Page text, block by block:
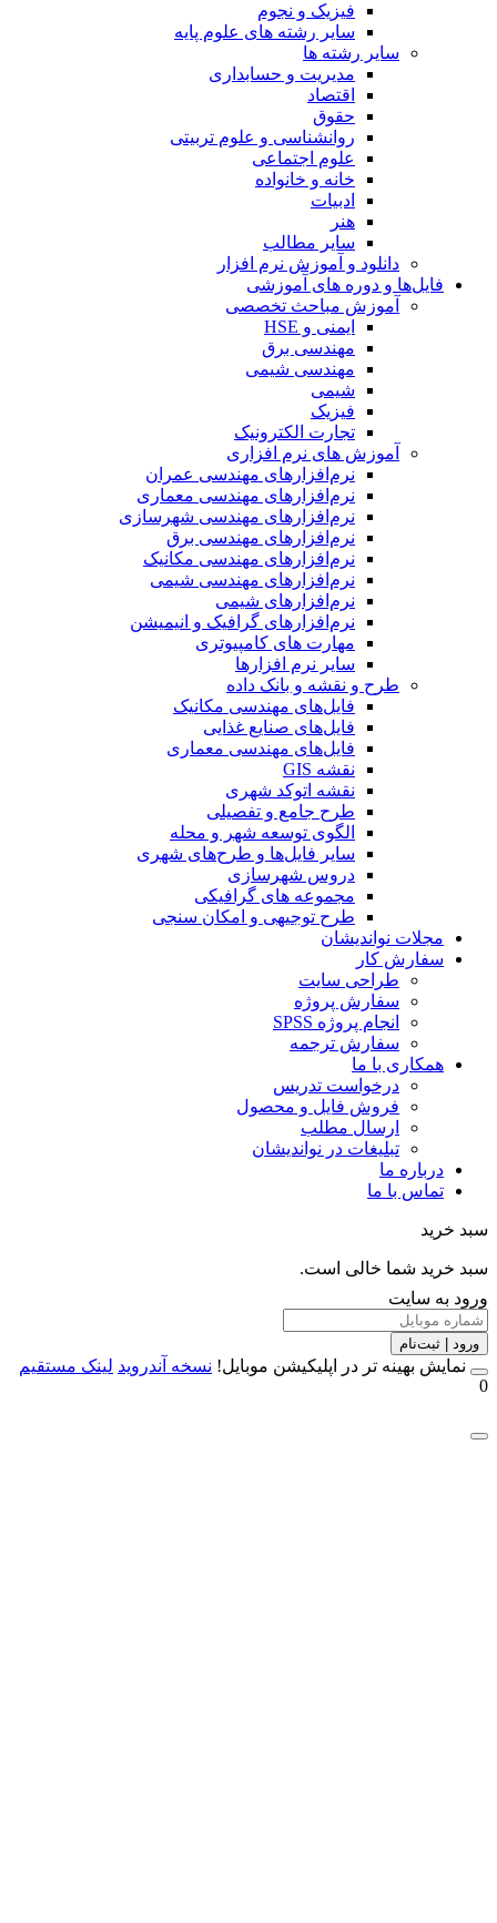
فیزیک و نجوم
سایر رشته های علوم پایه
سایر رشته ها
مدیریت و حسابداری
اقتصاد
حقوق
روانشناسی و علوم تربیتی
علوم اجتماعی
خانه و خانواده
ادبیات
هنر
سایر مطالب
دانلود و آموزش نرم افزار
فایل‌ها و دوره های آموزشی
آموزش مباحث تخصصی
ایمنی و HSE
مهندسی برق
مهندسی شیمی
شیمی
فیزیک
تجارت الکترونیک
آموزش های نرم افزاری
نرم‌افزارهای مهندسی عمران
نرم‌افزارهای مهندسی معماری
نرم‌افزارهای مهندسی شهرسازی
نرم‌افزارهای مهندسی برق
نرم‌افزارهای مهندسی مکانیک
نرم‌افزارهای مهندسی شیمی
نرم‌افزارهای شیمی
نرم‌افزارهای گرافیک و انیمیشن
مهارت های کامپیوتری
سایر نرم افزارها
طرح و نقشه و بانک داده
فایل‌های مهندسی مکانیک
فایل‌های صنایع غذایی
فایل‌های مهندسی معماری
نقشه GIS
نقشه اتوکد شهری
طرح جامع و تفصیلی
الگوی توسعه شهر و محله
سایر فایل‌ها و طرح‌های شهری
دروس شهرسازی
مجموعه های گرافیکی
طرح توجیهی و امکان سنجی
مجلات نواندیشان
سفارش کار
طراحی سایت
سفارش پروژه
انجام پروژه SPSS
سفارش ترجمه
همکاری با ما
درخواست تدریس
فروش فایل و محصول
ارسال مطلب
تبلیغات در نواندیشان
درباره ما
تماس با ما
خرید شما خالی است.
به سایت
| ثبت‌نام
بهینه تر در اپلیکیشن موبایل!نسخه آندروید لینک مستقیم